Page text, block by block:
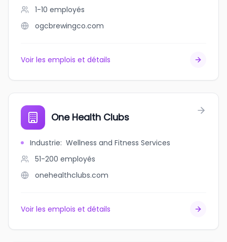
1-10 employés
ogcbrewingco.com
Voir les emplois et détails
One Health Clubs
Industrie: Wellness and Fitness Services
51-200 employés
onehealthclubs.com
Voir les emplois et détails